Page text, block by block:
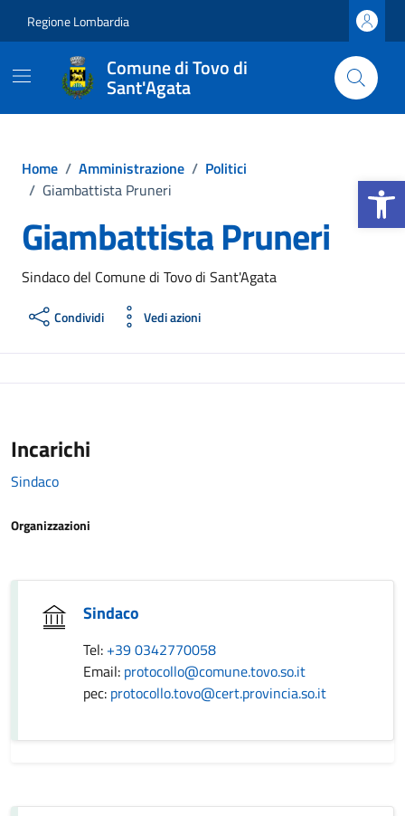
Apri la
Regione Lombardia
Comune di Tovo di
Sant'Agata
Home / Amministrazione / Politici
/ Giambattista Pruneri
Giambattista Pruneri
Sindaco del Comune di Tovo di Sant'Agata
Condividi Vedi azioni
Incarichi
Sindaco
Organizzazioni
Sindaco
Tel: +39 0342770058
Email: protocollo@comune.tovo.so.it
pec: protocollo.tovo@cert.provincia.so.it